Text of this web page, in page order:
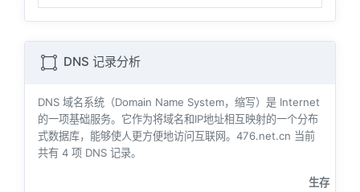
DNS 记录分析
DNS 域名系统（Domain Name System，缩写）是 Internet
的一项基础服务。它作为将域名和IP地址相互映射的一个分布
式数据库，能够使人更方便地访问互联网。476.net.cn 当前
共有 4 项 DNS 记录。
生存